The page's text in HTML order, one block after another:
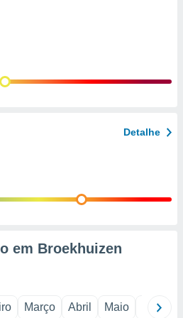
Detalhe
em Broekhuizen
Março Abril Maio Junho